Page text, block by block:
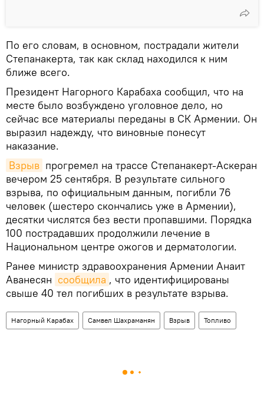
По его словам, в основном, пострадали жители
Степанакерта, так как склад находился к ним
ближе всего.
Президент Нагорного Карабаха сообщил, что на
месте было возбуждено уголовное дело, но
сейчас все материалы переданы в СК Армении. Он
выразил надежду, что виновные понесут
наказание.
Взрыв прогремел на трассе Степанакерт-Аскеран
вечером 25 сентября. В результате сильного
взрыва, по официальным данным, погибли 76
человек (шестеро скончались уже в Армении),
десятки числятся без вести пропавшими. Порядка
100 пострадавших продолжили лечение в
Национальном центре ожогов и дерматологии.
Ранее министр здравоохранения Армении Анаит
Аванесян сообщила , что идентифицированы
свыше 40 тел погибших в результате взрыва.
Нагорный Карабах Самвел Шахраманян Взрыв Топливо